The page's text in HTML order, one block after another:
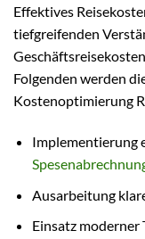
Effektives
tiefgreifenden
Folgenden werden
Kostenoptimierung
Implementierung
Ausarbeitung
Einsatz moderner